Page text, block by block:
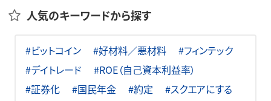
人気のキーワードから探す
#ビットコイン #好材料／悪材料
#フィンテック
#デイトレード
#ROE（自己資本利益率）
#証券化
#国民年金 #約定
#スクエアにする